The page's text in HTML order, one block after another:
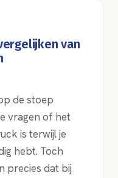
van
de stoep
vragen of het
is terwijl je
hebt. Toch
precies dat bij